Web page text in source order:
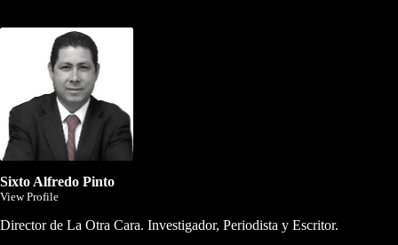
Sixto Alfredo Pinto
View Profile
Director de La Otra Cara. Investigador, Periodista y Escritor.